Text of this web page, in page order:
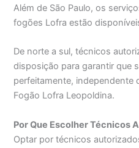
Além de São Paulo, os
fogões Lofra estão
De norte a sul, técnicos
disposição para garantir que
perfeitamente, independente
Fogão Lofra Leopoldina.
Por Que Escolher Técnicos
Optar por técnicos